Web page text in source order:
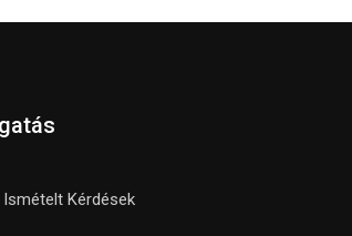
Ismételt Kérdések